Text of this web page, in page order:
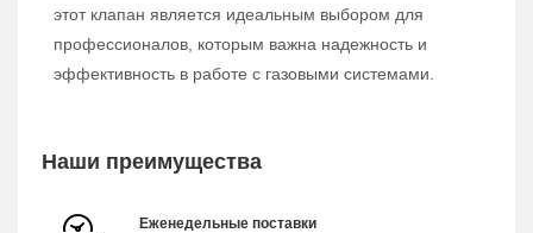
этот клапан является идеальным выбором для
профессионалов, которым важна надежность и
эффективность в работе с газовыми системами.
Наши преимущества
Еженедельные поставки